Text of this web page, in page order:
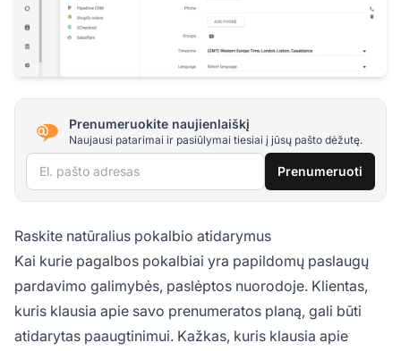
Prenumeruokite naujienlaiškį
Naujausi patarimai ir pasiūlymai tiesiai į jūsų pašto dėžutę.
El. pašto adresas Prenumeruoti
Raskite natūralius pokalbio atidarymus
Kai kurie pagalbos pokalbiai yra papildomų paslaugų
pardavimo galimybės, paslėptos nuorodoje. Klientas,
kuris klausia apie savo prenumeratos planą, gali būti
atidarytas paaugtinimui. Kažkas, kuris klausia apie